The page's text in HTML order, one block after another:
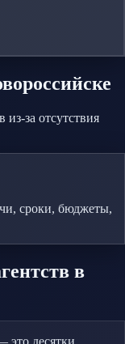
за отсутствия
сроки, бюджеты,
в
десятки